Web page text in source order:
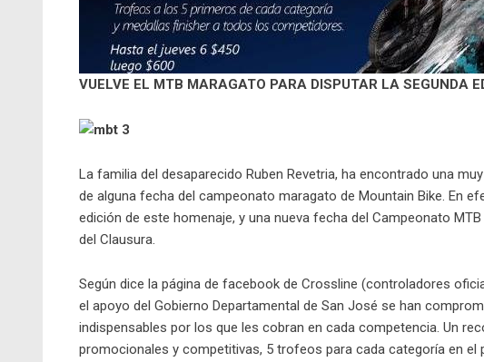
VUELVE EL MTB MARAGATO PARA DISPUTAR LA SEGUNDA
La familia del desaparecido Ruben Revetria, ha encontrado una
de alguna fecha del campeonato maragato de Mountain Bike. En
edición de este homenaje, y una nueva fecha del Campeonato
del Clausura.
Según dice la página de facebook de Crossline (controladores
el apoyo del Gobierno Departamental de San José se han
indispensables por los que les cobran en cada competencia. Un
promocionales y competitivas, 5 trofeos para cada categoría en